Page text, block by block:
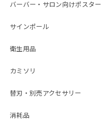
バーバー・サロン向けポスター
サインポール
衛生用品
カミソリ
替刃・別売アクセサリー
消耗品